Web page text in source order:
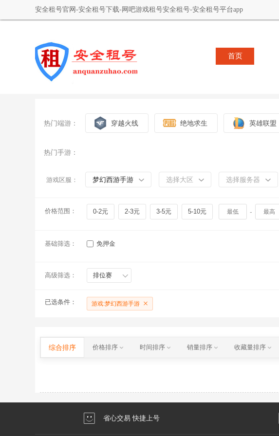
安全租号官网-安全租号下载-网吧游戏租号安全租号-安全租号平台app
首页
热门端游： 穿越火线 绝地求生 英雄联盟
热门手游：
游戏区服： 梦幻西游手游 选择大区 选择服务器
价格范围： 0-2元 2-3元 3-5元 5-10元 -
基础筛选： 免押金
高级筛选： 排位赛
已选条件： 游戏:梦幻西游手游
综合排序 价格排序 时间排序 销量排序 收藏量排序
省心交易 快捷上号